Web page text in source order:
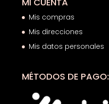
Mis compras
Mis direcciones
Mis datos personales
MÉTODOS DE PAGO: